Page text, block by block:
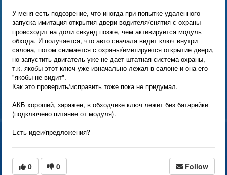
У меня есть подозрение, что иногда при попытке удаленного
запуска имитация открытия двери водителя/снятия с охраны
происходит на доли секунд позже, чем активируется модуль
обхода. И получается, что авто сначала видит ключ внутри
салона, потом снимается с охраны/имитируется открытие двери,
но запустить двигатель уже не дает штатная система охраны,
т.к. якобы этот ключ уже изначально лежал в салоне и она его
"якобы не видит".
Как это проверить/исправить тоже пока не придумал.
АКБ хороший, заряжен, в обходчике ключ лежит без батарейки
(подключено питание от модуля).
Есть идеи/предложения?
0 0 Follow